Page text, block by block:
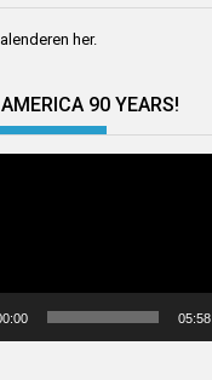
her.
90 YEARS!
05:58